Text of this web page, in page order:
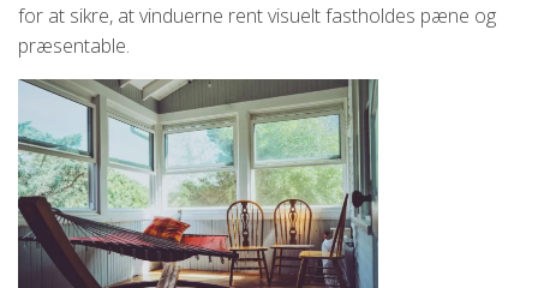
for at sikre, at vinduerne rent visuelt fastholdes pæne og
præsentable.